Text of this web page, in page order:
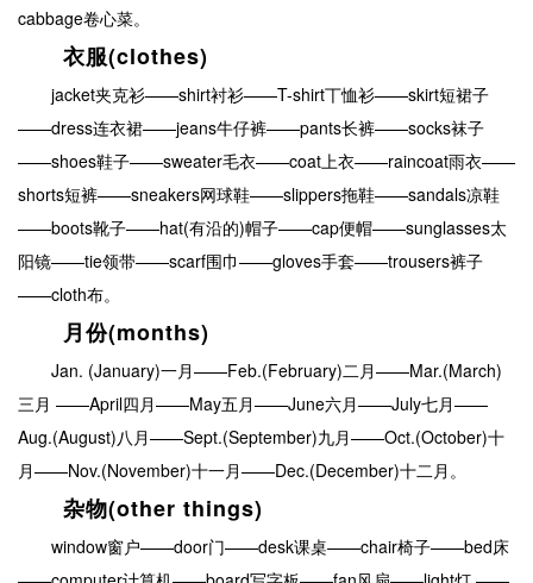
cabbage卷心菜。
衣服(clothes)
jacket夹克衫——shirt衬衫——T-shirt丅恤衫——skirt短裙子
——dress连衣裙——jeans牛仔裤——pants长裤——socks袜子
——shoes鞋子——sweater毛衣——coat上衣——raincoat雨衣——
shorts短裤——sneakers网球鞋——slippers拖鞋——sandals凉鞋
——boots靴子——hat(有沿的)帽子——cap便帽——sunglasses太
阳镜——tie领带——scarf围巾——gloves手套——trousers裤子
——cloth布。
月份(months)
Jan. (January)一月——Feb.(February)二月——Mar.(March)
三月 ——April四月——May五月——June六月——July七月——
Aug.(August)八月——Sept.(September)九月——Oct.(October)十
月——Nov.(November)十一月——Dec.(December)十二月。
杂物(other things)
window窗户——door门——desk课桌——chair椅子——bed床